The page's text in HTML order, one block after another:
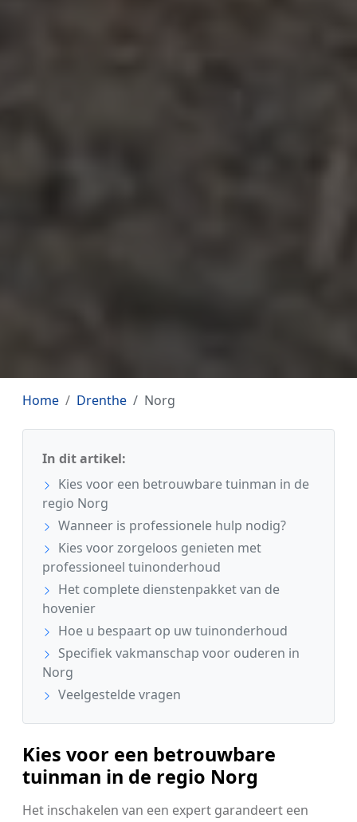
Home Drenthe Norg
In dit artikel:
Kies voor een betrouwbare tuinman in de
regio Norg
Wanneer is professionele hulp nodig?
Kies voor zorgeloos genieten met
professioneel tuinonderhoud
Het complete dienstenpakket van de
hovenier
Hoe u bespaart op uw tuinonderhoud
Specifiek vakmanschap voor ouderen in
Norg
Veelgestelde vragen
Kies voor een betrouwbare
tuinman in de regio Norg
Het inschakelen van een expert garandeert een